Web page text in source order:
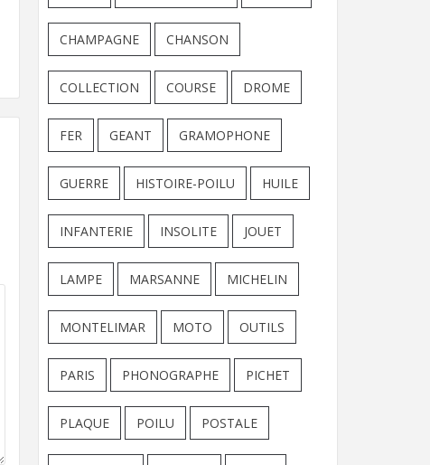
CHAMPAGNE CHANSON
COLLECTION COURSE DROME
FER GEANT GRAMOPHONE
GUERRE HISTOIRE-POILU HUILE
INFANTERIE INSOLITE JOUET
LAMPE MARSANNE MICHELIN
MONTELIMAR MOTO OUTILS
PARIS PHONOGRAPHE PICHET
PLAQUE POILU POSTALE